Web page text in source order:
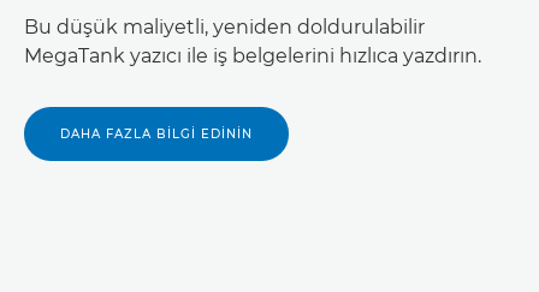
Bu düşük maliyetli, yeniden doldurulabilir
MegaTank yazıcı ile iş belgelerini hızlıca yazdırın.
DAHA FAZLA BİLGİ EDİNİN